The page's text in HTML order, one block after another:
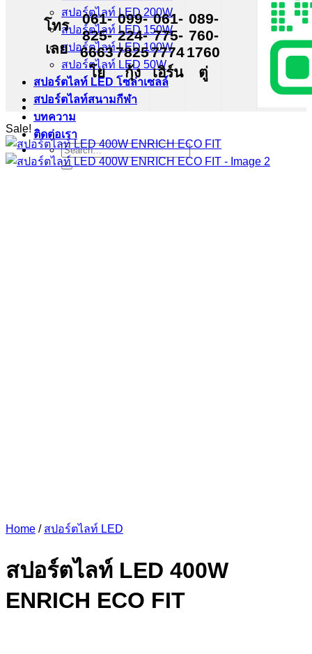
สปอร์ตไลท์ LED 200W
สปอร์ตไลท์ LED 150W
สปอร์ตไลท์ LED 100W
สปอร์ตไลท์ LED 50W
สปอร์ตไลท์ LED โซล่าเซลล์
สปอร์ตไลท์สนามกีฬา
บทความ
ติดต่อเรา
Search
for:
โทร
เลย
061-
825-
6663
โย
099-
224-
7825
กุ้ง
061-
775-
7774
เอิร์น
089-
760-
1760
ตู่
Sale!
Home / สปอร์ตไลท์ LED
สปอร์ตไลท์ LED 400W
ENRICH ECO FIT